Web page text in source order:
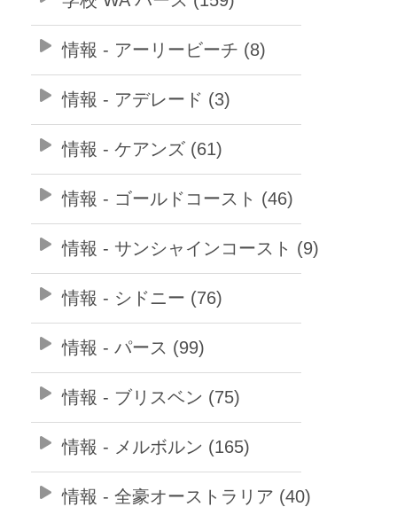
情報 - アーリービーチ (8)
情報 - アデレード (3)
情報 - ケアンズ (61)
情報 - ゴールドコースト (46)
情報 - サンシャインコースト (9)
情報 - シドニー (76)
情報 - パース (99)
情報 - ブリスベン (75)
情報 - メルボルン (165)
情報 - 全豪オーストラリア (40)